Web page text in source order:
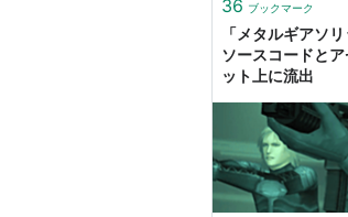
ソリッド・ス
雷電…堀内賢
ローズ…井上
ハル・エメリ
エマ・エメリ
36 ブックマーク
「メタルギアソ
ソースコードと
ット上に流出